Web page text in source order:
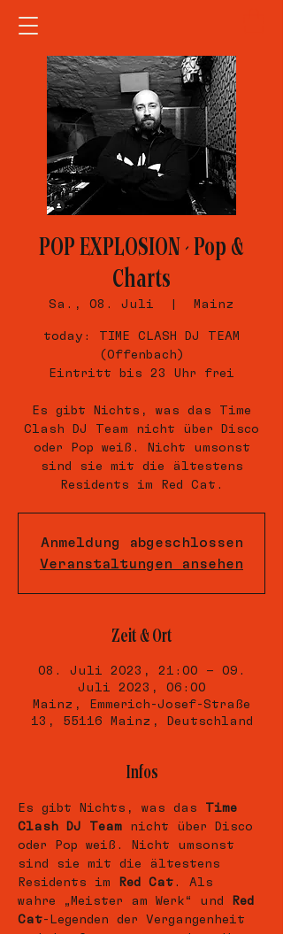
POP EXPLOSION - Pop &
Charts
Sa., 08. Juli Mainz
today: TIME CLASH DJ TEAM
(Offenbach)
Eintritt bis 23 Uhr frei
Es gibt Nichts, was das Time
Clash DJ Team nicht über Disco
oder Pop weiß. Nicht umsonst
sind sie mit die ältestens
Residents im Red Cat.
Anmeldung abgeschlossen
Veranstaltungen ansehen
Zeit & Ort
08. Juli 2023, 21:00 – 09.
Juli 2023, 06:00
Mainz, Emmerich-Josef-Straße
13, 55116 Mainz, Deutschland
Infos
Es gibt Nichts, was das Time
Clash DJ Team nicht über Disco
oder Pop weiß. Nicht umsonst
sind sie mit die ältestens
Residents im
Red Cat . Als
wahre „Meister am Werk“ und
Red
Cat-Legenden der Vergangenheit